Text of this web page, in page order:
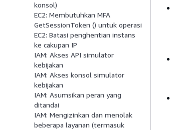
konsol)
EC2: Membutuhkan MFA
GetSessionToken () untuk operasi
EC2: Batasi penghentian instans
ke cakupan IP
IAM: Akses API simulator
kebijakan
IAM: Akses konsol simulator
kebijakan
IAM: Asumsikan peran yang
ditandai
IAM: Mengizinkan dan menolak
beberapa layanan (termasuk